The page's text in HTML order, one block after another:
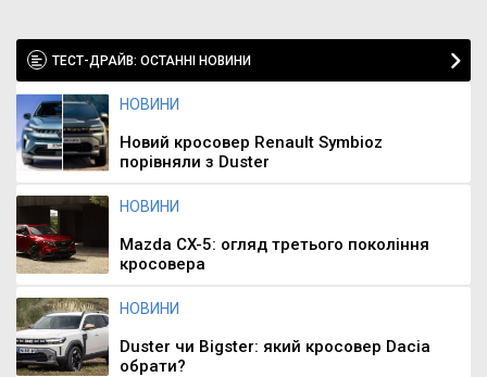
ТЕСТ-ДРАЙВ: ОСТАННІ НОВИНИ
НОВИНИ
Новий кросовер Renault Symbioz
порівняли з Duster
НОВИНИ
Mazda CX-5: огляд третього покоління
кросовера
НОВИНИ
Duster чи Bigster: який кросовер Dacia
обрати?